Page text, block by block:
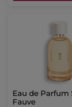
Eau de Parfum
Fauve